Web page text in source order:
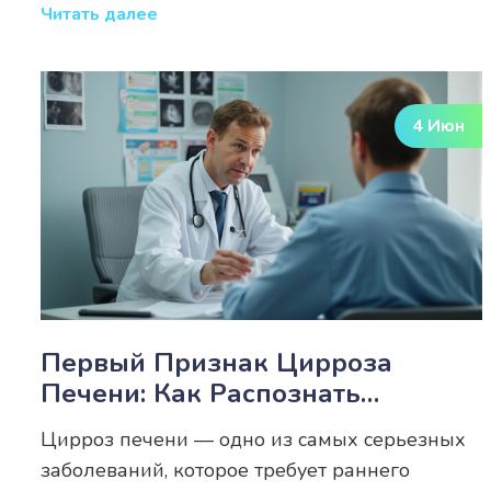
Читать далее
4 Июн
Первый Признак Цирроза
Печени: Как Распознать
Опасность Вовремя
Цирроз печени — одно из самых серьезных
заболеваний, которое требует раннего